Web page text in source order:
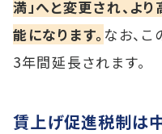
満」へと変更され、よ
能になります。 なお、
3年間延長されます。
賃上げ促進税制は